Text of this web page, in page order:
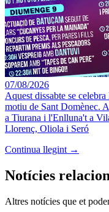
07/08/2026
Aquest dissabte se
motiu de Sant Domènec.
a Tiurana i l'Enlluna't a
Llorenç, Oliola i Seró
Continua llegint →
Notícies
Altres notícies que et